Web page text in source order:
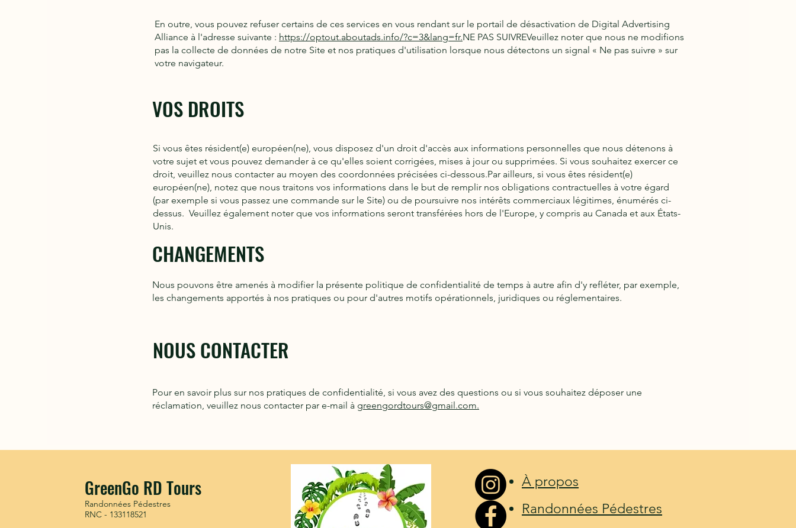
En outre, vous pouvez refuser certains de ces services en vous rendant sur le portail de désactivation de Digital Advertising
Alliance à l'adresse suivante : https://optout.aboutads.info/?c=3&lang=fr.NE PAS SUIVREVeuillez noter que nous ne modifions
pas la collecte de données de notre Site et nos pratiques d'utilisation lorsque nous détectons un signal « Ne pas suivre » sur
votre navigateur.
VOS DROITS
CHANGEMENTS
Si vous êtes résident(e) européen(ne), vous disposez d'un droit d'accès aux informations personnelles que nous détenons à
votre sujet et vous pouvez demander à ce qu'elles soient corrigées, mises à jour ou supprimées. Si vous souhaitez exercer ce
droit, veuillez nous contacter au moyen des coordonnées précisées ci-dessous.Par ailleurs, si vous êtes résident(e)
européen(ne), notez que nous traitons vos informations dans le but de remplir nos obligations contractuelles à votre égard
(par exemple si vous passez une commande sur le Site) ou de poursuivre nos intérêts commerciaux légitimes, énumérés ci-
dessus. Veuillez également noter que vos informations seront transférées hors de l'Europe, y compris au Canada et aux États-
Unis.
Nous pouvons être amenés à modifier la présente politique de confidentialité de temps à autre afin d'y refléter, par exemple,
les changements apportés à nos pratiques ou pour d'autres motifs opérationnels, juridiques ou réglementaires.
NOUS CONTACTER
Pour en savoir plus sur nos pratiques de confidentialité, si vous avez des questions ou si vous souhaitez déposer une
réclamation, veuillez nous contacter par e-mail à greengordtours@gmail.com.
GreenGo RD Tours
Randonnées Pédestres
RNC - 133118521
À propos
Randonnées Pédestres